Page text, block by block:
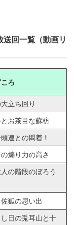
回一覧（動画リ
ろ
立ち回り
お茶目な蘇枋
連との悶着！
煽り力の高さ
人の階段のぼろう
狐の思い出
日の兎耳山と十